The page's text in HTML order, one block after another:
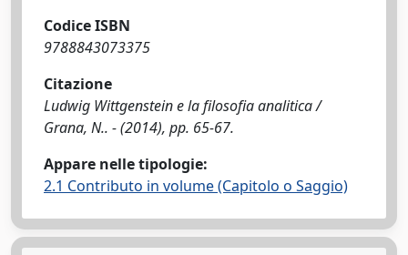
Codice ISBN
9788843073375
Citazione
Ludwig Wittgenstein e la filosofia analitica /
Grana, N.. - (2014), pp. 65-67.
Appare nelle tipologie:
2.1 Contributo in volume (Capitolo o Saggio)